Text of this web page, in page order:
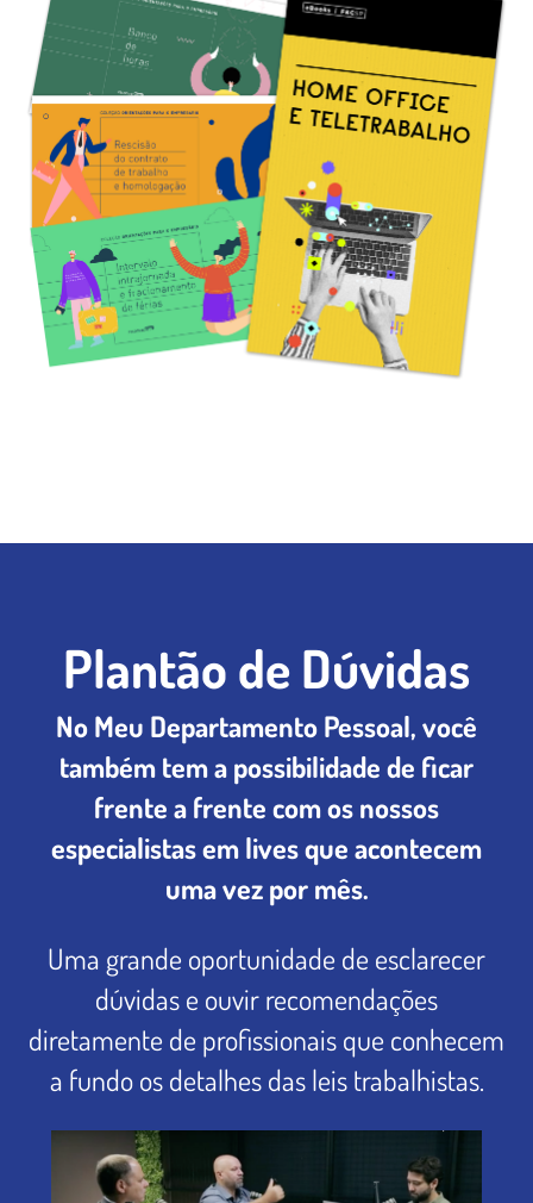
Plantão de Dúvidas
No Meu Departamento Pessoal, você
também tem a possibilidade de ficar
frente a frente com os nossos
especialistas em lives que acontecem
uma vez por mês.
Uma grande oportunidade de esclarecer
dúvidas e ouvir recomendações
diretamente de profissionais que conhecem
a fundo os detalhes das leis trabalhistas.